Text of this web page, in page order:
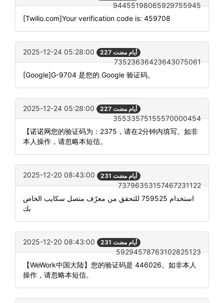
94455198065929755945
[Twilio.com]Your verification code is: 459708
2025-12-24 05:28:00 227 أيام مضت
73523636423643075061
[Google]G-9704 是您的 Google 验证码。
2025-12-24 05:28:00 227 أيام مضت
35533575155570000454
【诺诺网您的验证码为：2375，请在2分钟内填写。如非
本人操作，请忽略本短信。
2025-12-20 08:43:00 231 أيام مضت
73796353157467231122
استخدام 759525 للتحقق من معرّف متصل سكايب الخاص
بك
2025-12-20 08:43:00 231 أيام مضت
59294578763102825123
【WeWork中国大陆】您的验证码是 446026。如非本人
操作，请忽略本短信。